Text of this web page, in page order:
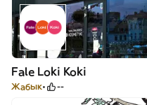
Fale Loki Koki
Жабык --